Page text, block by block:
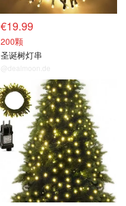
€19.99
200颗
圣诞树灯串
@dealmoon.de